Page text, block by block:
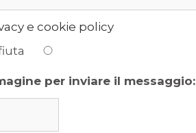
e cookie policy
per inviare il messaggio: